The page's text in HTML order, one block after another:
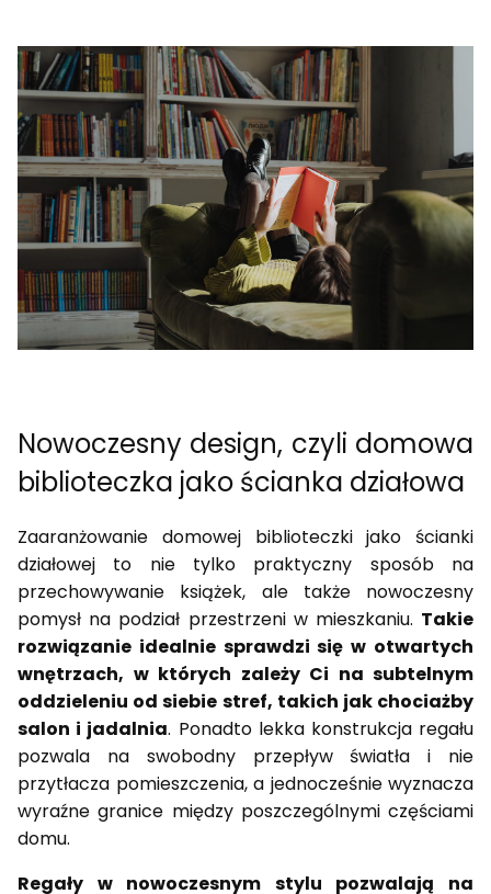
Nowoczesny design, czyli domowa
biblioteczka jako ścianka działowa
Zaaranżowanie domowej biblioteczki jako ścianki
działowej to nie tylko praktyczny sposób na
przechowywanie książek, ale także nowoczesny
pomysł na podział przestrzeni w mieszkaniu. Takie
rozwiązanie idealnie sprawdzi się w otwartych
wnętrzach, w których zależy Ci na subtelnym
oddzieleniu od siebie stref, takich jak chociażby
salon i jadalnia. Ponadto lekka konstrukcja regału
pozwala na swobodny przepływ światła i nie
przytłacza pomieszczenia, a jednocześnie wyznacza
wyraźne granice między poszczególnymi częściami
domu.
Regały w nowoczesnym stylu pozwalają na